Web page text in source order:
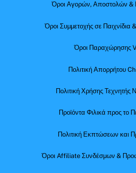
Όροι Αγορών, Αποστολών &
Όροι Συμμετοχής σε Παιχνίδια
Όροι Παραχώρησης
Πολιτική Απορρήτου
Πολιτική Χρήσης Τεχνητής
Προϊόντα Φιλικά προς το
Πολιτική Εκπτώσεων και
Όροι Affiliate Συνδέσμων &